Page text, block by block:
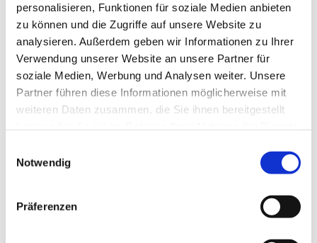
personalisieren, Funktionen für soziale Medien anbieten
zu können und die Zugriffe auf unsere Website zu
analysieren. Außerdem geben wir Informationen zu Ihrer
Verwendung unserer Website an unsere Partner für
soziale Medien, Werbung und Analysen weiter. Unsere
Partner führen diese Informationen möglicherweise mit
weiteren Daten zusammen, die Sie ihnen bereitgestellt
Notwendig
Präferenzen